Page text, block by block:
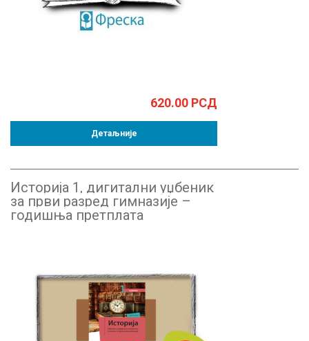
620.00 РСД
Детаљније
Историја 1, дигитални уџбеник
за први разред гимназије –
годишња претплата